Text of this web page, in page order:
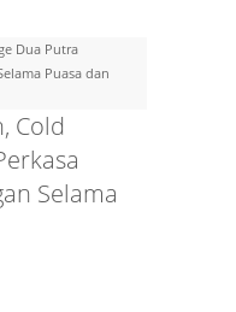
Dua Putra
Puasa dan
Cold
Selama